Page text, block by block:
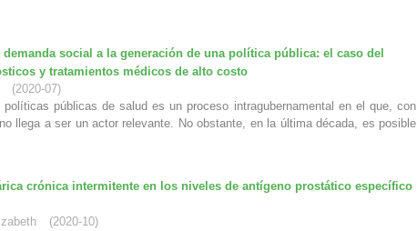
social a la generación de una política pública: el caso del
y tratamientos médicos de alto costo
(2020-07)
públicas de salud es un proceso intragubernamental en el que, con
llega a ser un actor relevante. No obstante, en la última década, es posible
crónica intermitente en los niveles de antígeno prostático específico
(2020-10)